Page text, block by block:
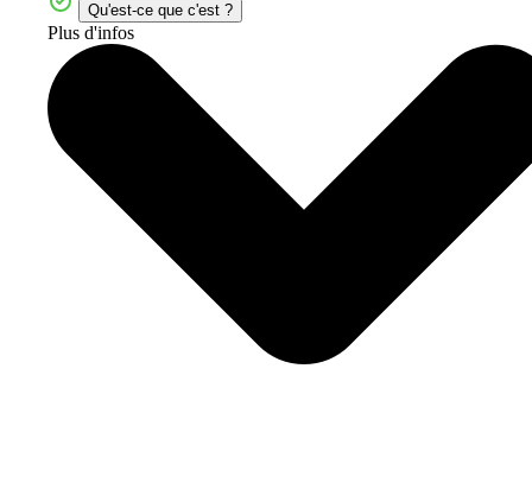
Qu'est-ce que c'est ?
Plus d'infos